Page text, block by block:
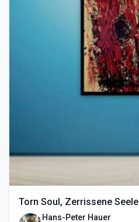
Torn Soul, Zerrissene Seele
Hans-Peter Hauer